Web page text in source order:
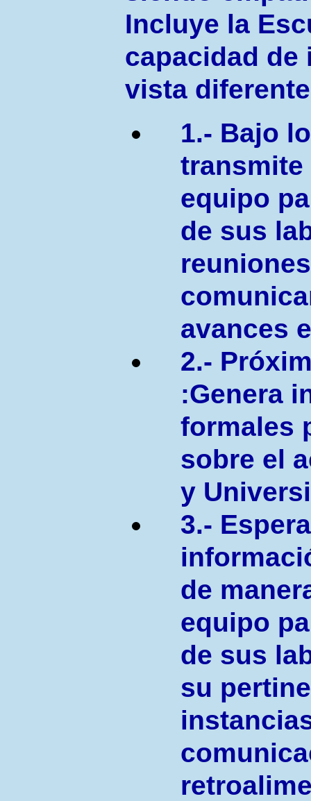
Incluye la
capacidad de
vista
1.- Bajo
equipo
de sus
avances
2.-
:Genera
formales
sobre el
y
3.-
de
equipo
de sus
su